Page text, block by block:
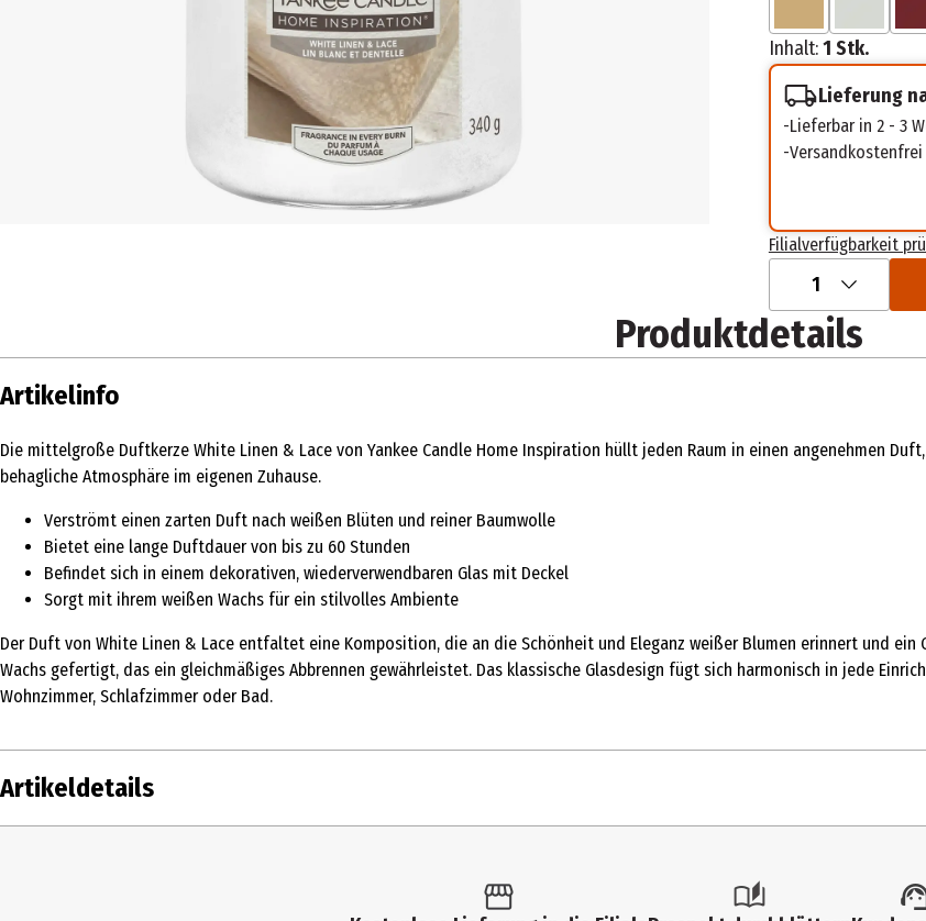
Inhalt:1 Stk.
Lieferung
Lieferbar in 2 - 3
Versandkostenfrei
Filialverfügbarkeit
1
Produktdetails
Artikelinfo
Die mittelgroße Duftkerze White Linen & Lace von Yankee Candle Home Inspiration hüllt jeden Raum in einen angenehmen
behagliche Atmosphäre im eigenen Zuhause.
Verströmt einen zarten Duft nach weißen Blüten und reiner Baumwolle
Bietet eine lange Duftdauer von bis zu 60 Stunden
Befindet sich in einem dekorativen, wiederverwendbaren Glas mit Deckel
Sorgt mit ihrem weißen Wachs für ein stilvolles Ambiente
Der Duft von White Linen & Lace entfaltet eine Komposition, die an die Schönheit und Eleganz weißer Blumen erinnert und
Wachs gefertigt, das ein gleichmäßiges Abbrennen gewährleistet. Das klassische Glasdesign fügt sich harmonisch in jede
Wohnzimmer, Schlafzimmer oder Bad.
Artikeldetails